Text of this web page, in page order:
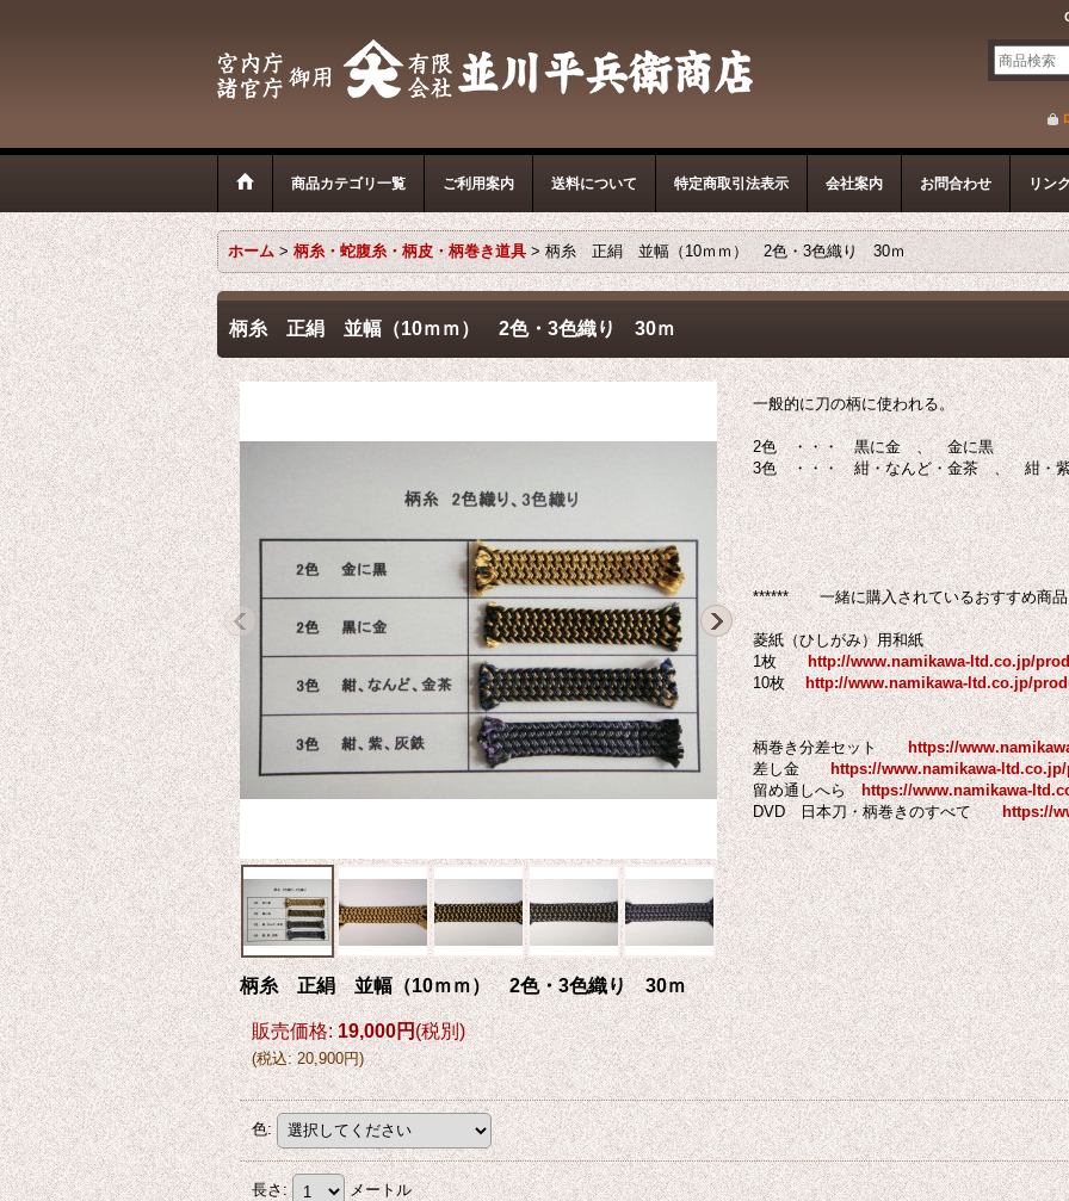
商品カテゴリ一覧 ご利用案内 送料について 特定商取引法表示 会社案内 お問合わせ リン
ホーム > 柄糸・蛇腹糸・柄皮・柄巻き道具 > 柄糸 正絹 並幅（10ｍｍ） 2色・3色織り 30ｍ
柄糸 正絹 並幅（10ｍｍ） 2色・3色織り 30ｍ
一般的に刀の柄に使われる。
2色 ・・・ 黒に金 、 金に黒
3色 ・・・ 紺・なんど・金茶 、 紺・紫
****** 一緒に購入されているおすすめ商
菱紙（ひしがみ）用和紙
1枚http://www.namikawa-ltd.co.jp/
10枚http://www.namikawa-ltd.co.jp/
柄巻き分差セットhttps://
差し金https://www.namikawa-
留め通しへらhttps://www.namikawa-
DVD 日本刀・柄巻きのすべてhttps://
柄糸 正絹 並幅（10ｍｍ） 2色・3色織り 30ｍ
販売価格: 19,000円(税別)
(税込: 20,900円)
色:
長さ: メートル